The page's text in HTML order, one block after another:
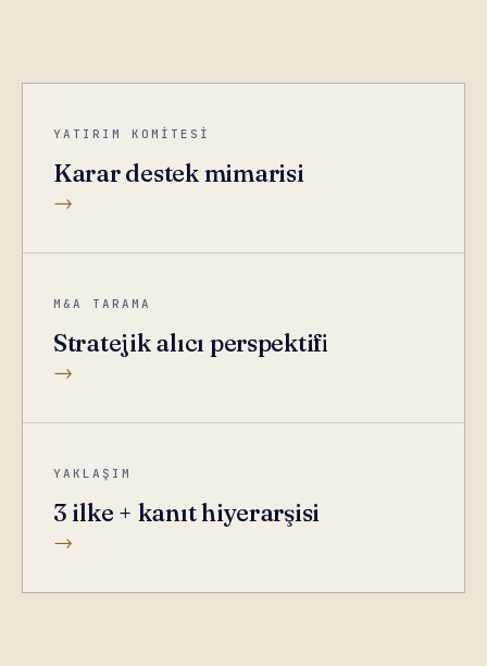
YATIRIM KOMİTESİ
Karar destek mimarisi
→
M&A TARAMA
Stratejik alıcı perspektifi
→
YAKLAŞIM
3 ilke + kanıt hiyerarşisi
→